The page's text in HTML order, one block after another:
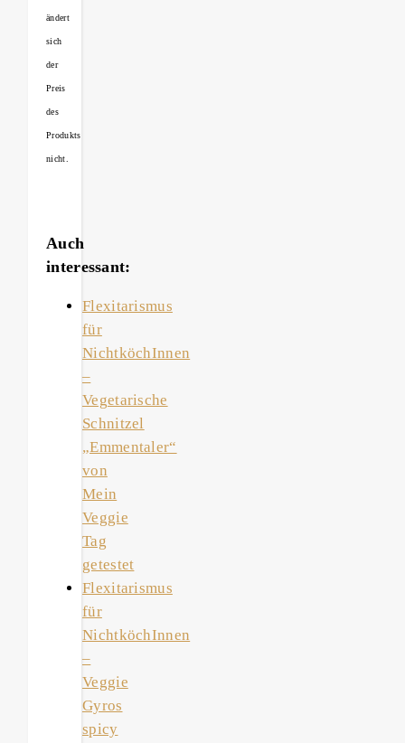
ändert
sich
der
Preis
des
Produkts
nicht.
Auch
interessant:
Flexitarismus
für
NichtköchInnen
–
Vegetarische
Schnitzel
„Emmentaler“
von
Mein
Veggie
Tag
getestet
Flexitarismus
für
NichtköchInnen
–
Veggie
Gyros
spicy